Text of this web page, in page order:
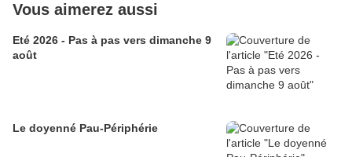
Vous aimerez aussi
Eté 2026 - Pas à pas vers dimanche 9
août
Le doyenné Pau-Périphérie